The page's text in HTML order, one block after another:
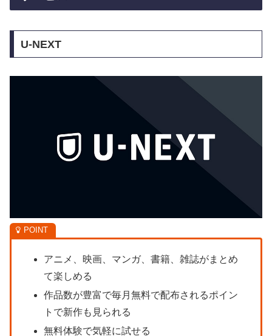
U-NEXT
アニメ、映画、マンガ、書籍、雑誌がまとめ
て楽しめる
作品数が豊富で毎月無料で配布されるポイン
トで新作も見られる
無料体験で気軽に試せる